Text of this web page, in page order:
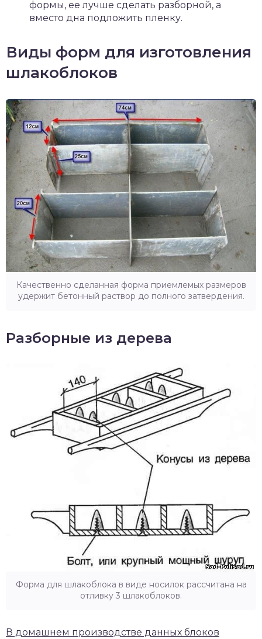
формы, ее лучше сделать разборной, а
вместо дна подложить пленку.
Виды форм для изготовления
шлакоблоков
Качественно сделанная форма приемлемых размеров
удержит бетонный раствор до полного затвердения.
Разборные из дерева
Форма для шлакоблока в виде носилок рассчитана на
отливку 3 шлакоблоков.
В домашнем производстве данных блоков